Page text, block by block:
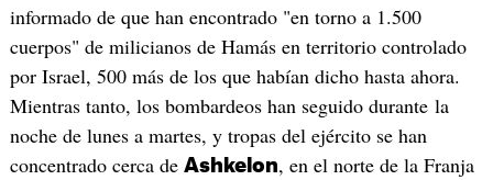
informado de que han encontrado "en torno a 1.500
cuerpos" de milicianos de Hamás en territorio controlado
por Israel, 500 más de los que habían dicho hasta ahora.
Mientras tanto, los bombardeos han seguido durante la
noche de lunes a martes, y tropas del ejército se han
concentrado cerca de Ashkelon, en el norte de la Franja